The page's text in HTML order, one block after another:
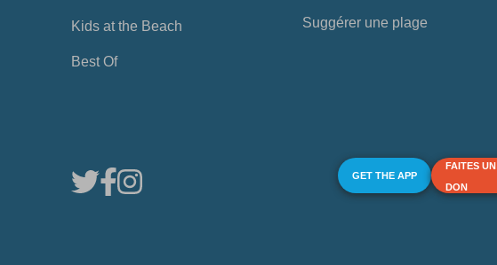
Kids at the Beach
Best Of
Suggérer une plage
GET THE APP
FAITES UN
DON